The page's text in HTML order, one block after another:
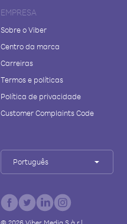
EMPRESA
Sobre o Viber
Centro da marca
Carreiras
Termos e políticas
Política de privacidade
Customer Complaints Code
Português